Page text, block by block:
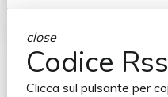
close
Codice Rss
Clicca sul pulsante per